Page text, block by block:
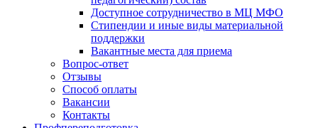
Доступное сотрудничество в МЦ МФО
Стипендии и иные виды материальной
поддержки
Вакантные места для приема
Вопрос-ответ
Отзывы
Способ оплаты
Вакансии
Контакты